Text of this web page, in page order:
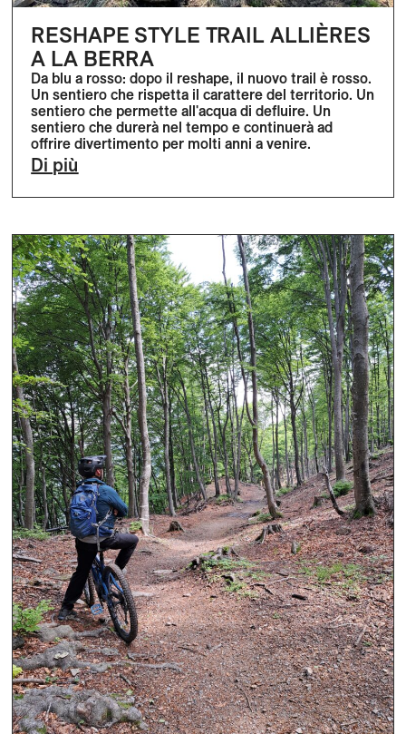
RESHAPE STYLE TRAIL ALLIÈRES
A LA BERRA
Da blu a rosso: dopo il reshape, il nuovo trail è rosso.
Un sentiero che rispetta il carattere del territorio. Un
sentiero che permette all'acqua di defluire. Un
sentiero che durerà nel tempo e continuerà ad
offrire divertimento per molti anni a venire.
Di più